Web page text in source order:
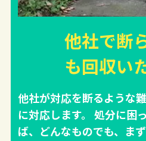
他社で断
も回収い
他社が対応を断るような
に対応します。 処分に困
ば、どんなものでも、ま